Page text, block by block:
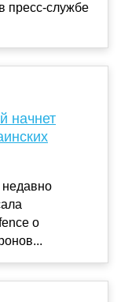
пресс-службе
начнет
недавно
о